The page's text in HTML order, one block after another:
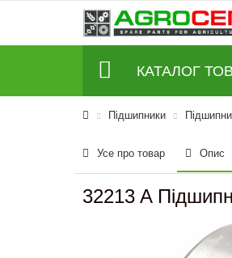
КАТАЛОГ
Підшипники
Усе про товар Опис
32213 A